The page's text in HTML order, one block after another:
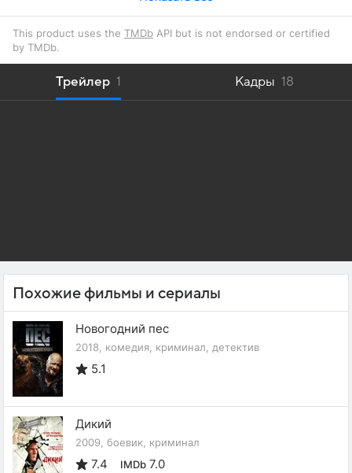
This product uses the TMDb API but is not endorsed or certified
by TMDb.
Трейлер 1 Кадры 18
Похожие фильмы и сериалы
Новогодний пес
2018, комедия, криминал, детектив
5.1
Дикий
2009, боевик, криминал
7.4 IMDb 7.0